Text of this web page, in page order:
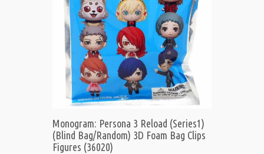
Monogram: Persona 3 Reload (Series1)
(Blind Bag/Random) 3D Foam Bag Clips
Figures (36020)